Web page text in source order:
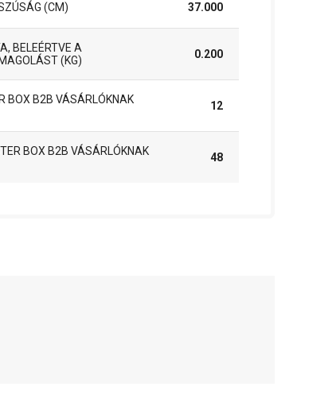
(CM) 37.000
BELEÉRTVE A
(KG)
0.200
BOX B2B VÁSÁRLÓKNAK
12
BOX B2B VÁSÁRLÓKNAK
48